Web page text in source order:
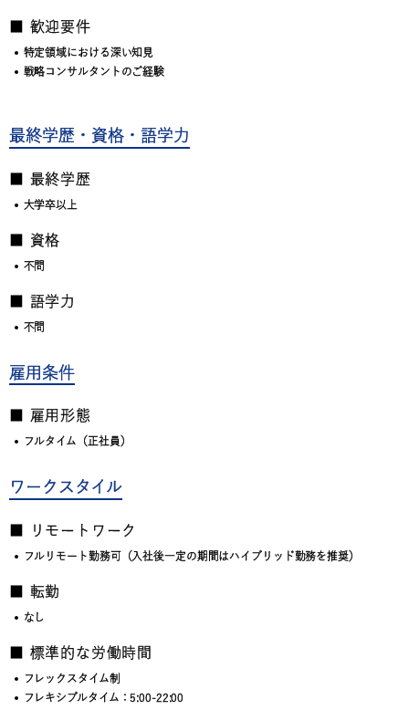
■ 歓迎要件
特定領域における深い知見
戦略コンサルタントのご経験
最終学歴・資格・語学力
■ 最終学歴
大学卒以上
■ 資格
不問
■ 語学力
不問
雇用条件
■ 雇用形態
フルタイム（正社員）
ワークスタイル
■ リモートワーク
フルリモート勤務可（入社後一定の期間はハイブリッド勤務を推奨）
■ 転勤
なし
■ 標準的な労働時間
フレックスタイム制
フレキシブルタイム：5:00-22:00